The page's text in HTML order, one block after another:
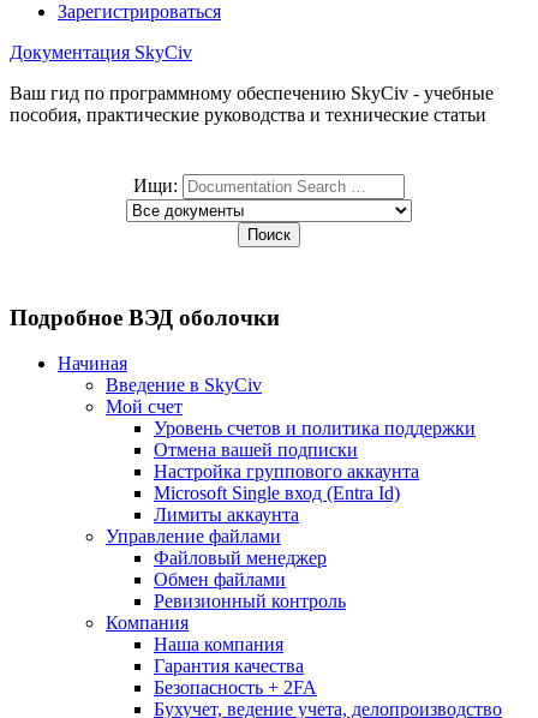
Зарегистрироваться
Документация SkyCiv
Ваш гид по программному обеспечению SkyCiv - учебные
пособия, практические руководства и технические статьи
Ищи:
Подробное ВЭД оболочки
Начиная
Введение в SkyCiv
Мой счет
Уровень счетов и политика поддержки
Отмена вашей подписки
Настройка группового аккаунта
Microsoft Single вход (Entra Id)
Лимиты аккаунта
Управление файлами
Файловый менеджер
Обмен файлами
Ревизионный контроль
Компания
Наша компания
Гарантия качества
Безопасность + 2FA
Бухучет, ведение учета, делопроизводство